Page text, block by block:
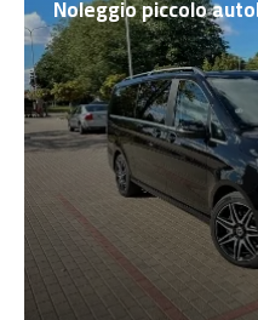
Noleggio piccolo